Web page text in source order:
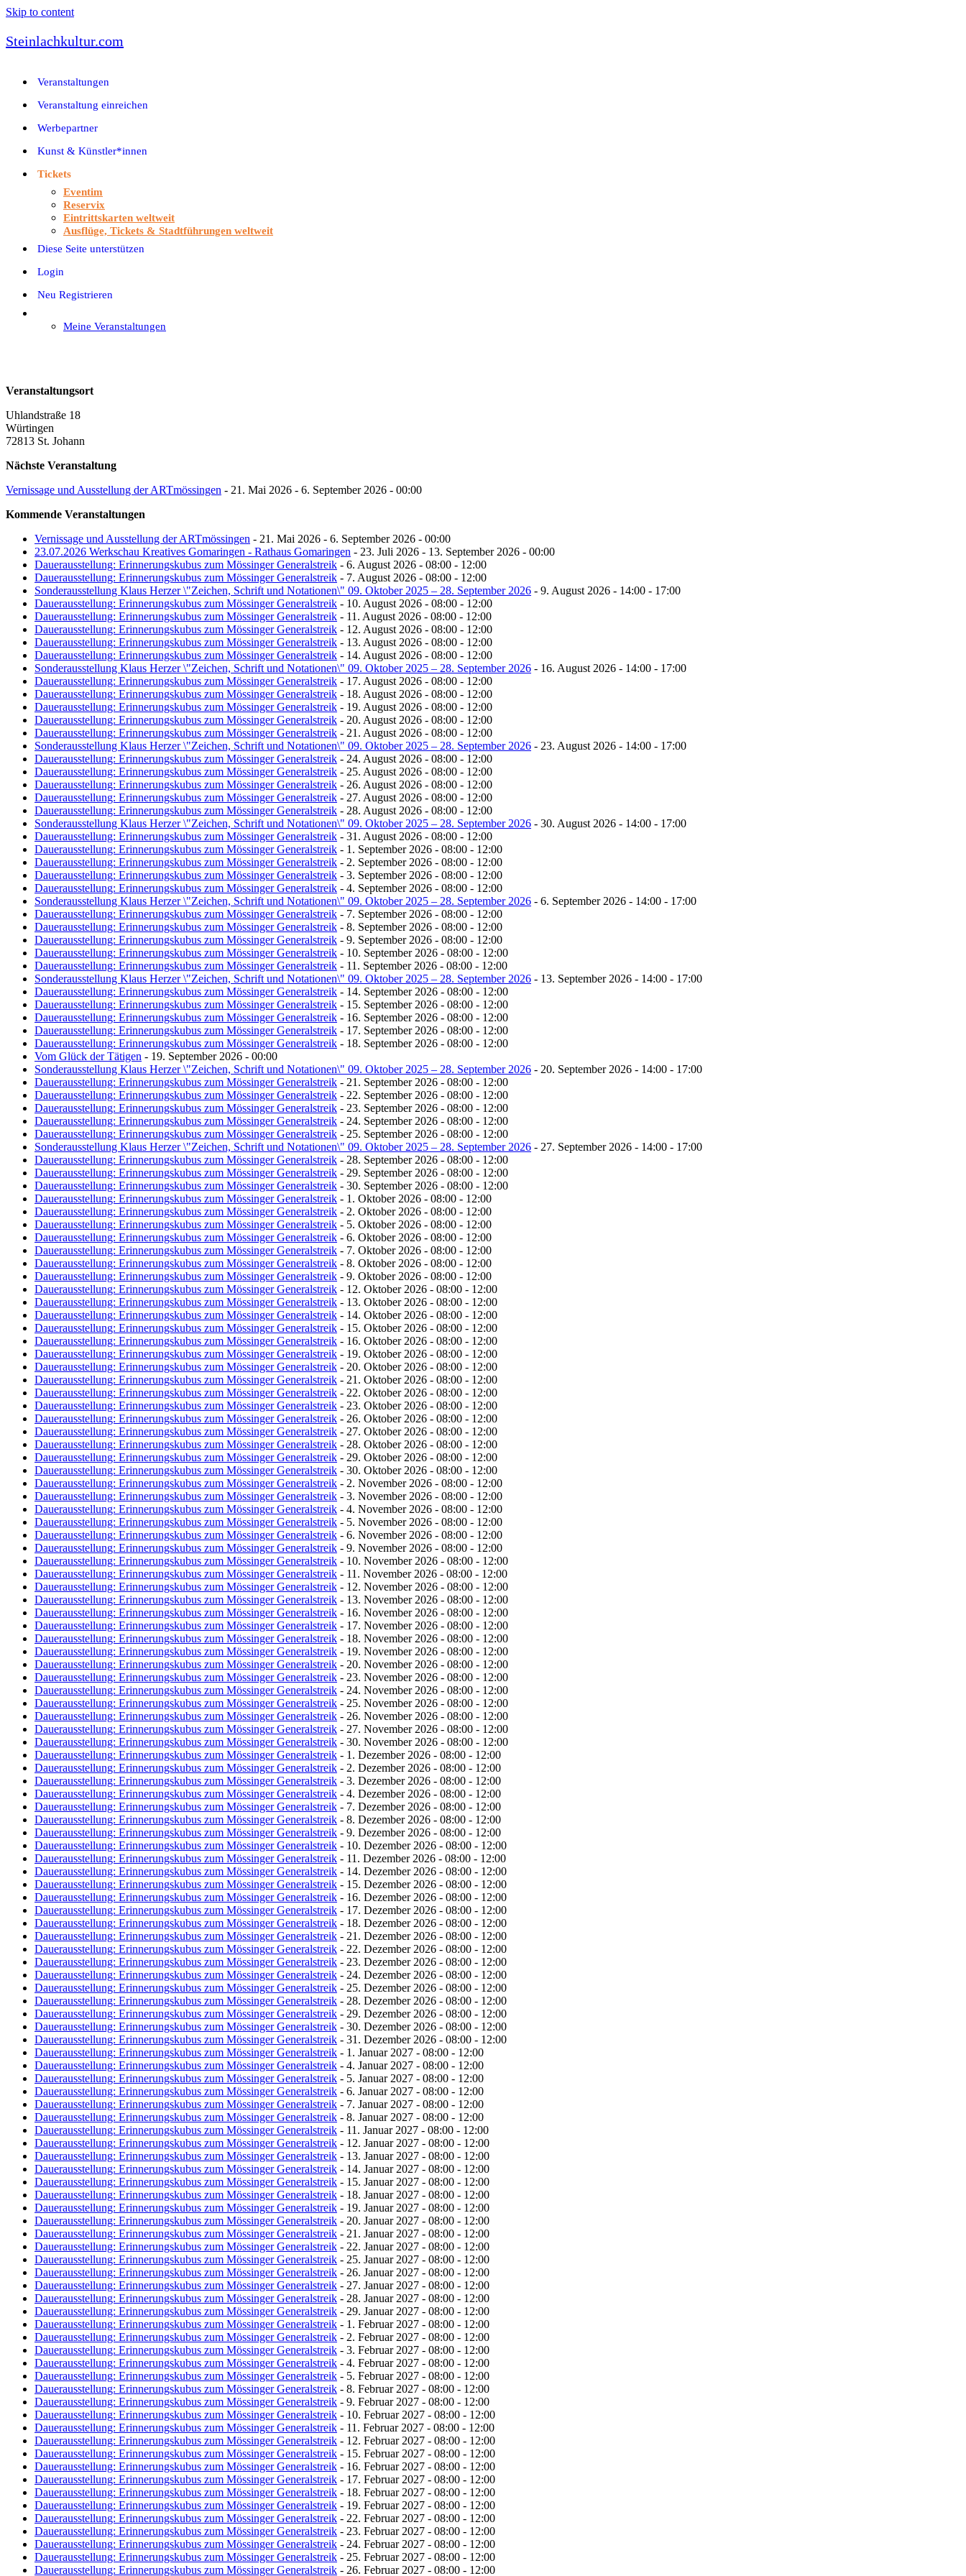
Skip to content
Steinlachkultur.com
Veranstaltungen
Veranstaltung einreichen
Werbepartner
Kunst & Künstler*innen
Tickets
Eventim
Reservix
Eintrittskarten weltweit
Ausflüge, Tickets & Stadtführungen weltweit
Diese Seite unterstützen
Login
Neu Registrieren
Meine Veranstaltungen
Veranstaltungsort
Uhlandstraße 18
Würtingen
72813 St. Johann
Nächste Veranstaltung
Vernissage und Ausstellung der ARTmössingen - 21. Mai 2026 - 6. September 2026 - 00:00
Kommende Veranstaltungen
Vernissage und Ausstellung der ARTmössingen - 21. Mai 2026 - 6. September 2026 - 00:00
23.07.2026 Werkschau Kreatives Gomaringen - Rathaus Gomaringen - 23. Juli 2026 - 13. September 2026 - 00:00
Dauerausstellung: Erinnerungskubus zum Mössinger Generalstreik - 6. August 2026 - 08:00 - 12:00
Dauerausstellung: Erinnerungskubus zum Mössinger Generalstreik - 7. August 2026 - 08:00 - 12:00
Sonderausstellung Klaus Herzer \"Zeichen, Schrift und Notationen\" 09. Oktober 2025 – 28. September 2026 - 9. August 2026 - 14:00 - 17:00
Dauerausstellung: Erinnerungskubus zum Mössinger Generalstreik - 10. August 2026 - 08:00 - 12:00
Dauerausstellung: Erinnerungskubus zum Mössinger Generalstreik - 11. August 2026 - 08:00 - 12:00
Dauerausstellung: Erinnerungskubus zum Mössinger Generalstreik - 12. August 2026 - 08:00 - 12:00
Dauerausstellung: Erinnerungskubus zum Mössinger Generalstreik - 13. August 2026 - 08:00 - 12:00
Dauerausstellung: Erinnerungskubus zum Mössinger Generalstreik - 14. August 2026 - 08:00 - 12:00
Sonderausstellung Klaus Herzer \"Zeichen, Schrift und Notationen\" 09. Oktober 2025 – 28. September 2026 - 16. August 2026 - 14:00 - 17:00
Dauerausstellung: Erinnerungskubus zum Mössinger Generalstreik - 17. August 2026 - 08:00 - 12:00
Dauerausstellung: Erinnerungskubus zum Mössinger Generalstreik - 18. August 2026 - 08:00 - 12:00
Dauerausstellung: Erinnerungskubus zum Mössinger Generalstreik - 19. August 2026 - 08:00 - 12:00
Dauerausstellung: Erinnerungskubus zum Mössinger Generalstreik - 20. August 2026 - 08:00 - 12:00
Dauerausstellung: Erinnerungskubus zum Mössinger Generalstreik - 21. August 2026 - 08:00 - 12:00
Sonderausstellung Klaus Herzer \"Zeichen, Schrift und Notationen\" 09. Oktober 2025 – 28. September 2026 - 23. August 2026 - 14:00 - 17:00
Dauerausstellung: Erinnerungskubus zum Mössinger Generalstreik - 24. August 2026 - 08:00 - 12:00
Dauerausstellung: Erinnerungskubus zum Mössinger Generalstreik - 25. August 2026 - 08:00 - 12:00
Dauerausstellung: Erinnerungskubus zum Mössinger Generalstreik - 26. August 2026 - 08:00 - 12:00
Dauerausstellung: Erinnerungskubus zum Mössinger Generalstreik - 27. August 2026 - 08:00 - 12:00
Dauerausstellung: Erinnerungskubus zum Mössinger Generalstreik - 28. August 2026 - 08:00 - 12:00
Sonderausstellung Klaus Herzer \"Zeichen, Schrift und Notationen\" 09. Oktober 2025 – 28. September 2026 - 30. August 2026 - 14:00 - 17:00
Dauerausstellung: Erinnerungskubus zum Mössinger Generalstreik - 31. August 2026 - 08:00 - 12:00
Dauerausstellung: Erinnerungskubus zum Mössinger Generalstreik - 1. September 2026 - 08:00 - 12:00
Dauerausstellung: Erinnerungskubus zum Mössinger Generalstreik - 2. September 2026 - 08:00 - 12:00
Dauerausstellung: Erinnerungskubus zum Mössinger Generalstreik - 3. September 2026 - 08:00 - 12:00
Dauerausstellung: Erinnerungskubus zum Mössinger Generalstreik - 4. September 2026 - 08:00 - 12:00
Sonderausstellung Klaus Herzer \"Zeichen, Schrift und Notationen\" 09. Oktober 2025 – 28. September 2026 - 6. September 2026 - 14:00 - 17:00
Dauerausstellung: Erinnerungskubus zum Mössinger Generalstreik - 7. September 2026 - 08:00 - 12:00
Dauerausstellung: Erinnerungskubus zum Mössinger Generalstreik - 8. September 2026 - 08:00 - 12:00
Dauerausstellung: Erinnerungskubus zum Mössinger Generalstreik - 9. September 2026 - 08:00 - 12:00
Dauerausstellung: Erinnerungskubus zum Mössinger Generalstreik - 10. September 2026 - 08:00 - 12:00
Dauerausstellung: Erinnerungskubus zum Mössinger Generalstreik - 11. September 2026 - 08:00 - 12:00
Sonderausstellung Klaus Herzer \"Zeichen, Schrift und Notationen\" 09. Oktober 2025 – 28. September 2026 - 13. September 2026 - 14:00 - 17:00
Dauerausstellung: Erinnerungskubus zum Mössinger Generalstreik - 14. September 2026 - 08:00 - 12:00
Dauerausstellung: Erinnerungskubus zum Mössinger Generalstreik - 15. September 2026 - 08:00 - 12:00
Dauerausstellung: Erinnerungskubus zum Mössinger Generalstreik - 16. September 2026 - 08:00 - 12:00
Dauerausstellung: Erinnerungskubus zum Mössinger Generalstreik - 17. September 2026 - 08:00 - 12:00
Dauerausstellung: Erinnerungskubus zum Mössinger Generalstreik - 18. September 2026 - 08:00 - 12:00
Vom Glück der Tätigen - 19. September 2026 - 00:00
Sonderausstellung Klaus Herzer \"Zeichen, Schrift und Notationen\" 09. Oktober 2025 – 28. September 2026 - 20. September 2026 - 14:00 - 17:00
Dauerausstellung: Erinnerungskubus zum Mössinger Generalstreik - 21. September 2026 - 08:00 - 12:00
Dauerausstellung: Erinnerungskubus zum Mössinger Generalstreik - 22. September 2026 - 08:00 - 12:00
Dauerausstellung: Erinnerungskubus zum Mössinger Generalstreik - 23. September 2026 - 08:00 - 12:00
Dauerausstellung: Erinnerungskubus zum Mössinger Generalstreik - 24. September 2026 - 08:00 - 12:00
Dauerausstellung: Erinnerungskubus zum Mössinger Generalstreik - 25. September 2026 - 08:00 - 12:00
Sonderausstellung Klaus Herzer \"Zeichen, Schrift und Notationen\" 09. Oktober 2025 – 28. September 2026 - 27. September 2026 - 14:00 - 17:00
Dauerausstellung: Erinnerungskubus zum Mössinger Generalstreik - 28. September 2026 - 08:00 - 12:00
Dauerausstellung: Erinnerungskubus zum Mössinger Generalstreik - 29. September 2026 - 08:00 - 12:00
Dauerausstellung: Erinnerungskubus zum Mössinger Generalstreik - 30. September 2026 - 08:00 - 12:00
Dauerausstellung: Erinnerungskubus zum Mössinger Generalstreik - 1. Oktober 2026 - 08:00 - 12:00
Dauerausstellung: Erinnerungskubus zum Mössinger Generalstreik - 2. Oktober 2026 - 08:00 - 12:00
Dauerausstellung: Erinnerungskubus zum Mössinger Generalstreik - 5. Oktober 2026 - 08:00 - 12:00
Dauerausstellung: Erinnerungskubus zum Mössinger Generalstreik - 6. Oktober 2026 - 08:00 - 12:00
Dauerausstellung: Erinnerungskubus zum Mössinger Generalstreik - 7. Oktober 2026 - 08:00 - 12:00
Dauerausstellung: Erinnerungskubus zum Mössinger Generalstreik - 8. Oktober 2026 - 08:00 - 12:00
Dauerausstellung: Erinnerungskubus zum Mössinger Generalstreik - 9. Oktober 2026 - 08:00 - 12:00
Dauerausstellung: Erinnerungskubus zum Mössinger Generalstreik - 12. Oktober 2026 - 08:00 - 12:00
Dauerausstellung: Erinnerungskubus zum Mössinger Generalstreik - 13. Oktober 2026 - 08:00 - 12:00
Dauerausstellung: Erinnerungskubus zum Mössinger Generalstreik - 14. Oktober 2026 - 08:00 - 12:00
Dauerausstellung: Erinnerungskubus zum Mössinger Generalstreik - 15. Oktober 2026 - 08:00 - 12:00
Dauerausstellung: Erinnerungskubus zum Mössinger Generalstreik - 16. Oktober 2026 - 08:00 - 12:00
Dauerausstellung: Erinnerungskubus zum Mössinger Generalstreik - 19. Oktober 2026 - 08:00 - 12:00
Dauerausstellung: Erinnerungskubus zum Mössinger Generalstreik - 20. Oktober 2026 - 08:00 - 12:00
Dauerausstellung: Erinnerungskubus zum Mössinger Generalstreik - 21. Oktober 2026 - 08:00 - 12:00
Dauerausstellung: Erinnerungskubus zum Mössinger Generalstreik - 22. Oktober 2026 - 08:00 - 12:00
Dauerausstellung: Erinnerungskubus zum Mössinger Generalstreik - 23. Oktober 2026 - 08:00 - 12:00
Dauerausstellung: Erinnerungskubus zum Mössinger Generalstreik - 26. Oktober 2026 - 08:00 - 12:00
Dauerausstellung: Erinnerungskubus zum Mössinger Generalstreik - 27. Oktober 2026 - 08:00 - 12:00
Dauerausstellung: Erinnerungskubus zum Mössinger Generalstreik - 28. Oktober 2026 - 08:00 - 12:00
Dauerausstellung: Erinnerungskubus zum Mössinger Generalstreik - 29. Oktober 2026 - 08:00 - 12:00
Dauerausstellung: Erinnerungskubus zum Mössinger Generalstreik - 30. Oktober 2026 - 08:00 - 12:00
Dauerausstellung: Erinnerungskubus zum Mössinger Generalstreik - 2. November 2026 - 08:00 - 12:00
Dauerausstellung: Erinnerungskubus zum Mössinger Generalstreik - 3. November 2026 - 08:00 - 12:00
Dauerausstellung: Erinnerungskubus zum Mössinger Generalstreik - 4. November 2026 - 08:00 - 12:00
Dauerausstellung: Erinnerungskubus zum Mössinger Generalstreik - 5. November 2026 - 08:00 - 12:00
Dauerausstellung: Erinnerungskubus zum Mössinger Generalstreik - 6. November 2026 - 08:00 - 12:00
Dauerausstellung: Erinnerungskubus zum Mössinger Generalstreik - 9. November 2026 - 08:00 - 12:00
Dauerausstellung: Erinnerungskubus zum Mössinger Generalstreik - 10. November 2026 - 08:00 - 12:00
Dauerausstellung: Erinnerungskubus zum Mössinger Generalstreik - 11. November 2026 - 08:00 - 12:00
Dauerausstellung: Erinnerungskubus zum Mössinger Generalstreik - 12. November 2026 - 08:00 - 12:00
Dauerausstellung: Erinnerungskubus zum Mössinger Generalstreik - 13. November 2026 - 08:00 - 12:00
Dauerausstellung: Erinnerungskubus zum Mössinger Generalstreik - 16. November 2026 - 08:00 - 12:00
Dauerausstellung: Erinnerungskubus zum Mössinger Generalstreik - 17. November 2026 - 08:00 - 12:00
Dauerausstellung: Erinnerungskubus zum Mössinger Generalstreik - 18. November 2026 - 08:00 - 12:00
Dauerausstellung: Erinnerungskubus zum Mössinger Generalstreik - 19. November 2026 - 08:00 - 12:00
Dauerausstellung: Erinnerungskubus zum Mössinger Generalstreik - 20. November 2026 - 08:00 - 12:00
Dauerausstellung: Erinnerungskubus zum Mössinger Generalstreik - 23. November 2026 - 08:00 - 12:00
Dauerausstellung: Erinnerungskubus zum Mössinger Generalstreik - 24. November 2026 - 08:00 - 12:00
Dauerausstellung: Erinnerungskubus zum Mössinger Generalstreik - 25. November 2026 - 08:00 - 12:00
Dauerausstellung: Erinnerungskubus zum Mössinger Generalstreik - 26. November 2026 - 08:00 - 12:00
Dauerausstellung: Erinnerungskubus zum Mössinger Generalstreik - 27. November 2026 - 08:00 - 12:00
Dauerausstellung: Erinnerungskubus zum Mössinger Generalstreik - 30. November 2026 - 08:00 - 12:00
Dauerausstellung: Erinnerungskubus zum Mössinger Generalstreik - 1. Dezember 2026 - 08:00 - 12:00
Dauerausstellung: Erinnerungskubus zum Mössinger Generalstreik - 2. Dezember 2026 - 08:00 - 12:00
Dauerausstellung: Erinnerungskubus zum Mössinger Generalstreik - 3. Dezember 2026 - 08:00 - 12:00
Dauerausstellung: Erinnerungskubus zum Mössinger Generalstreik - 4. Dezember 2026 - 08:00 - 12:00
Dauerausstellung: Erinnerungskubus zum Mössinger Generalstreik - 7. Dezember 2026 - 08:00 - 12:00
Dauerausstellung: Erinnerungskubus zum Mössinger Generalstreik - 8. Dezember 2026 - 08:00 - 12:00
Dauerausstellung: Erinnerungskubus zum Mössinger Generalstreik - 9. Dezember 2026 - 08:00 - 12:00
Dauerausstellung: Erinnerungskubus zum Mössinger Generalstreik - 10. Dezember 2026 - 08:00 - 12:00
Dauerausstellung: Erinnerungskubus zum Mössinger Generalstreik - 11. Dezember 2026 - 08:00 - 12:00
Dauerausstellung: Erinnerungskubus zum Mössinger Generalstreik - 14. Dezember 2026 - 08:00 - 12:00
Dauerausstellung: Erinnerungskubus zum Mössinger Generalstreik - 15. Dezember 2026 - 08:00 - 12:00
Dauerausstellung: Erinnerungskubus zum Mössinger Generalstreik - 16. Dezember 2026 - 08:00 - 12:00
Dauerausstellung: Erinnerungskubus zum Mössinger Generalstreik - 17. Dezember 2026 - 08:00 - 12:00
Dauerausstellung: Erinnerungskubus zum Mössinger Generalstreik - 18. Dezember 2026 - 08:00 - 12:00
Dauerausstellung: Erinnerungskubus zum Mössinger Generalstreik - 21. Dezember 2026 - 08:00 - 12:00
Dauerausstellung: Erinnerungskubus zum Mössinger Generalstreik - 22. Dezember 2026 - 08:00 - 12:00
Dauerausstellung: Erinnerungskubus zum Mössinger Generalstreik - 23. Dezember 2026 - 08:00 - 12:00
Dauerausstellung: Erinnerungskubus zum Mössinger Generalstreik - 24. Dezember 2026 - 08:00 - 12:00
Dauerausstellung: Erinnerungskubus zum Mössinger Generalstreik - 25. Dezember 2026 - 08:00 - 12:00
Dauerausstellung: Erinnerungskubus zum Mössinger Generalstreik - 28. Dezember 2026 - 08:00 - 12:00
Dauerausstellung: Erinnerungskubus zum Mössinger Generalstreik - 29. Dezember 2026 - 08:00 - 12:00
Dauerausstellung: Erinnerungskubus zum Mössinger Generalstreik - 30. Dezember 2026 - 08:00 - 12:00
Dauerausstellung: Erinnerungskubus zum Mössinger Generalstreik - 31. Dezember 2026 - 08:00 - 12:00
Dauerausstellung: Erinnerungskubus zum Mössinger Generalstreik - 1. Januar 2027 - 08:00 - 12:00
Dauerausstellung: Erinnerungskubus zum Mössinger Generalstreik - 4. Januar 2027 - 08:00 - 12:00
Dauerausstellung: Erinnerungskubus zum Mössinger Generalstreik - 5. Januar 2027 - 08:00 - 12:00
Dauerausstellung: Erinnerungskubus zum Mössinger Generalstreik - 6. Januar 2027 - 08:00 - 12:00
Dauerausstellung: Erinnerungskubus zum Mössinger Generalstreik - 7. Januar 2027 - 08:00 - 12:00
Dauerausstellung: Erinnerungskubus zum Mössinger Generalstreik - 8. Januar 2027 - 08:00 - 12:00
Dauerausstellung: Erinnerungskubus zum Mössinger Generalstreik - 11. Januar 2027 - 08:00 - 12:00
Dauerausstellung: Erinnerungskubus zum Mössinger Generalstreik - 12. Januar 2027 - 08:00 - 12:00
Dauerausstellung: Erinnerungskubus zum Mössinger Generalstreik - 13. Januar 2027 - 08:00 - 12:00
Dauerausstellung: Erinnerungskubus zum Mössinger Generalstreik - 14. Januar 2027 - 08:00 - 12:00
Dauerausstellung: Erinnerungskubus zum Mössinger Generalstreik - 15. Januar 2027 - 08:00 - 12:00
Dauerausstellung: Erinnerungskubus zum Mössinger Generalstreik - 18. Januar 2027 - 08:00 - 12:00
Dauerausstellung: Erinnerungskubus zum Mössinger Generalstreik - 19. Januar 2027 - 08:00 - 12:00
Dauerausstellung: Erinnerungskubus zum Mössinger Generalstreik - 20. Januar 2027 - 08:00 - 12:00
Dauerausstellung: Erinnerungskubus zum Mössinger Generalstreik - 21. Januar 2027 - 08:00 - 12:00
Dauerausstellung: Erinnerungskubus zum Mössinger Generalstreik - 22. Januar 2027 - 08:00 - 12:00
Dauerausstellung: Erinnerungskubus zum Mössinger Generalstreik - 25. Januar 2027 - 08:00 - 12:00
Dauerausstellung: Erinnerungskubus zum Mössinger Generalstreik - 26. Januar 2027 - 08:00 - 12:00
Dauerausstellung: Erinnerungskubus zum Mössinger Generalstreik - 27. Januar 2027 - 08:00 - 12:00
Dauerausstellung: Erinnerungskubus zum Mössinger Generalstreik - 28. Januar 2027 - 08:00 - 12:00
Dauerausstellung: Erinnerungskubus zum Mössinger Generalstreik - 29. Januar 2027 - 08:00 - 12:00
Dauerausstellung: Erinnerungskubus zum Mössinger Generalstreik - 1. Februar 2027 - 08:00 - 12:00
Dauerausstellung: Erinnerungskubus zum Mössinger Generalstreik - 2. Februar 2027 - 08:00 - 12:00
Dauerausstellung: Erinnerungskubus zum Mössinger Generalstreik - 3. Februar 2027 - 08:00 - 12:00
Dauerausstellung: Erinnerungskubus zum Mössinger Generalstreik - 4. Februar 2027 - 08:00 - 12:00
Dauerausstellung: Erinnerungskubus zum Mössinger Generalstreik - 5. Februar 2027 - 08:00 - 12:00
Dauerausstellung: Erinnerungskubus zum Mössinger Generalstreik - 8. Februar 2027 - 08:00 - 12:00
Dauerausstellung: Erinnerungskubus zum Mössinger Generalstreik - 9. Februar 2027 - 08:00 - 12:00
Dauerausstellung: Erinnerungskubus zum Mössinger Generalstreik - 10. Februar 2027 - 08:00 - 12:00
Dauerausstellung: Erinnerungskubus zum Mössinger Generalstreik - 11. Februar 2027 - 08:00 - 12:00
Dauerausstellung: Erinnerungskubus zum Mössinger Generalstreik - 12. Februar 2027 - 08:00 - 12:00
Dauerausstellung: Erinnerungskubus zum Mössinger Generalstreik - 15. Februar 2027 - 08:00 - 12:00
Dauerausstellung: Erinnerungskubus zum Mössinger Generalstreik - 16. Februar 2027 - 08:00 - 12:00
Dauerausstellung: Erinnerungskubus zum Mössinger Generalstreik - 17. Februar 2027 - 08:00 - 12:00
Dauerausstellung: Erinnerungskubus zum Mössinger Generalstreik - 18. Februar 2027 - 08:00 - 12:00
Dauerausstellung: Erinnerungskubus zum Mössinger Generalstreik - 19. Februar 2027 - 08:00 - 12:00
Dauerausstellung: Erinnerungskubus zum Mössinger Generalstreik - 22. Februar 2027 - 08:00 - 12:00
Dauerausstellung: Erinnerungskubus zum Mössinger Generalstreik - 23. Februar 2027 - 08:00 - 12:00
Dauerausstellung: Erinnerungskubus zum Mössinger Generalstreik - 24. Februar 2027 - 08:00 - 12:00
Dauerausstellung: Erinnerungskubus zum Mössinger Generalstreik - 25. Februar 2027 - 08:00 - 12:00
Dauerausstellung: Erinnerungskubus zum Mössinger Generalstreik - 26. Februar 2027 - 08:00 - 12:00